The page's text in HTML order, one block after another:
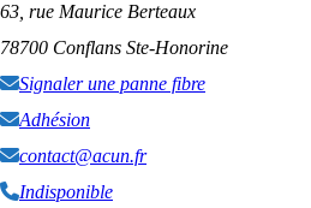
63, rue Maurice Berteaux
78700 Conflans Ste-Honorine
Signaler une panne fibre
Adhésion
contact@acun.fr
Indisponible